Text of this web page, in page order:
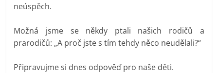
neúspěch.
Možná jsme se někdy ptali našich rodičů a
prarodičů: „A proč jste s tím tehdy něco neudělali?“
Připravujme si dnes odpověď pro naše děti.